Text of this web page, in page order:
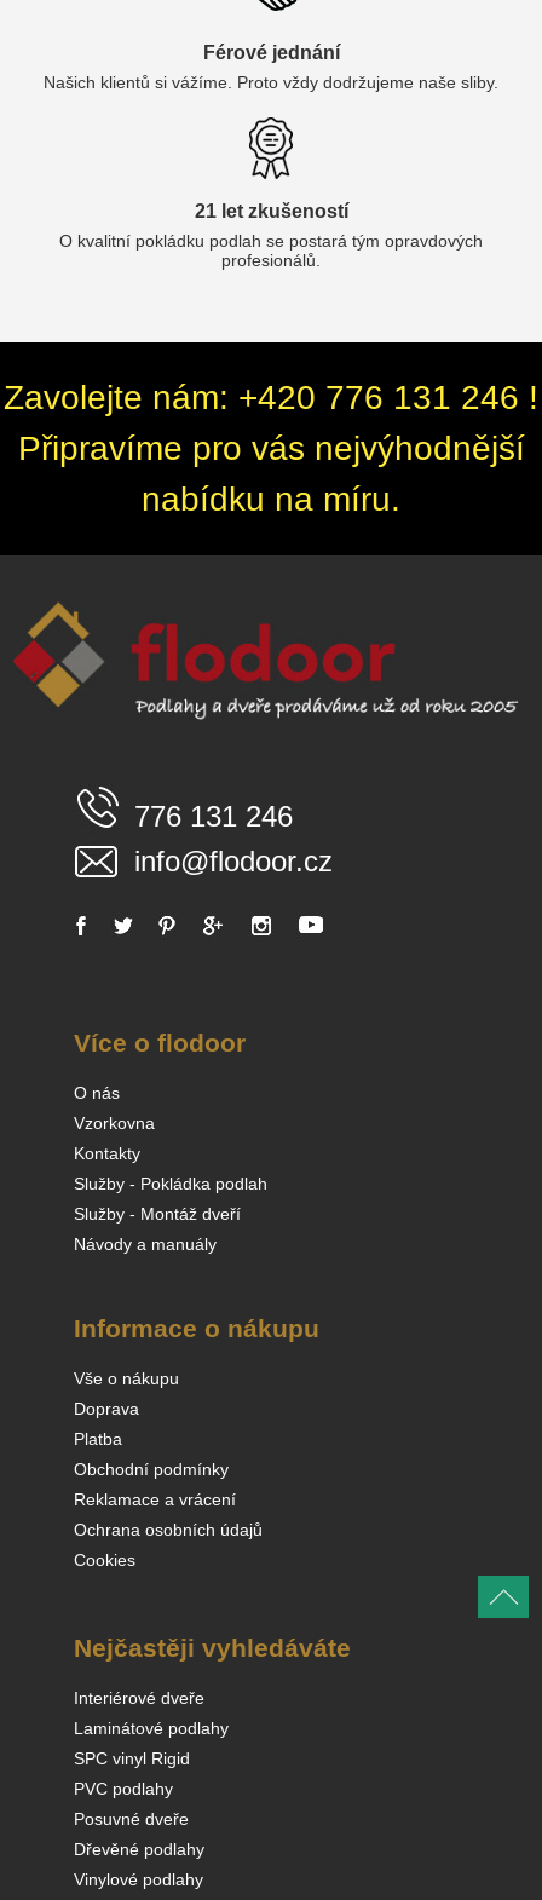
Férové jednání
Našich klientů si vážíme. Proto vždy dodržujeme naše sliby.
21 let zkušeností
O kvalitní pokládku podlah se postará tým opravdových
profesionálů.
Zavolejte nám: +420 776 131 246 !
Připravíme pro vás nejvýhodnější
nabídku na míru.
776 131 246
info@flodoor.cz
Více o flodoor
O nás
Vzorkovna
Kontakty
Služby - Pokládka podlah
Služby - Montáž dveří
Návody a manuály
Informace o nákupu
Vše o nákupu
Doprava
Platba
Obchodní podmínky
Reklamace a vrácení
Ochrana osobních údajů
Cookies
Nejčastěji vyhledáváte
Interiérové dveře
Laminátové podlahy
SPC vinyl Rigid
PVC podlahy
Posuvné dveře
Dřevěné podlahy
Vinylové podlahy